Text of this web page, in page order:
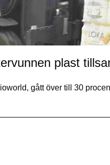
plast
gått över till 30